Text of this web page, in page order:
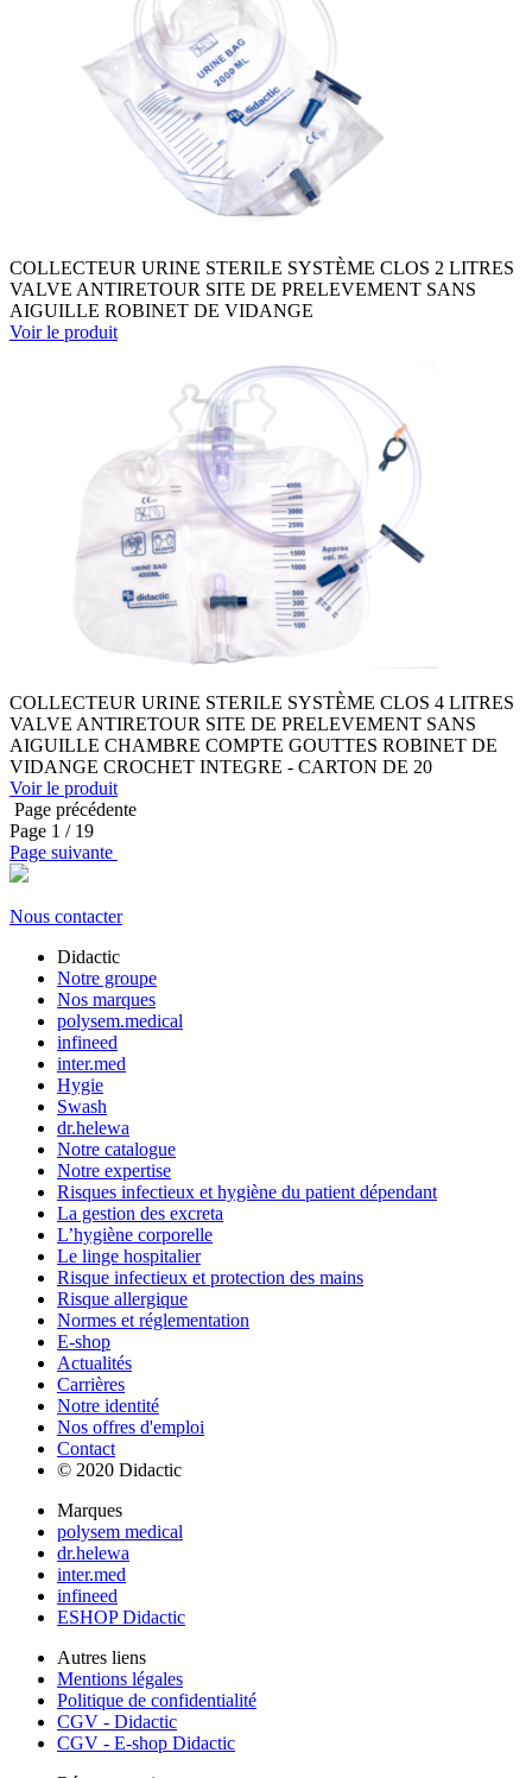
COLLECTEUR URINE STERILE SYSTÈME CLOS 2 LITRES
VALVE ANTIRETOUR SITE DE PRELEVEMENT SANS
AIGUILLE ROBINET DE VIDANGE
Voir le produit
COLLECTEUR URINE STERILE SYSTÈME CLOS 4 LITRES
VALVE ANTIRETOUR SITE DE PRELEVEMENT SANS
AIGUILLE CHAMBRE COMPTE GOUTTES ROBINET DE
VIDANGE CROCHET INTEGRE - CARTON DE 20
Voir le produit
Page précédente
Page 1 / 19
Page suivante
Nous contacter
Didactic
Notre groupe
Nos marques
polysem.medical
infineed
inter.med
Hygie
Swash
dr.helewa
Notre catalogue
Notre expertise
Risques infectieux et hygiène du patient dépendant
La gestion des excreta
L’hygiène corporelle
Le linge hospitalier
Risque infectieux et protection des mains
Risque allergique
Normes et réglementation
E-shop
Actualités
Carrières
Notre identité
Nos offres d'emploi
Contact
© 2020 Didactic
Marques
polysem medical
dr.helewa
inter.med
infineed
ESHOP Didactic
Autres liens
Mentions légales
Politique de confidentialité
CGV - Didactic
CGV - E-shop Didactic